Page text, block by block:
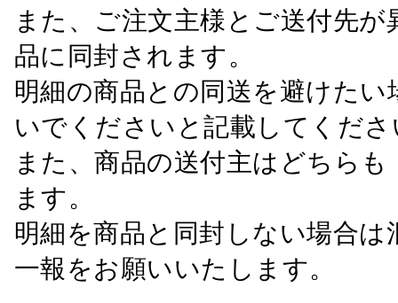
また、ご注文主様とご送付先
品に同封されます。
明細の商品との同送を避けた
いでくださいと記載してくださ
また、商品の送付主はどちら
ます。
明細を商品と同封しない場合
一報をお願いいたします。